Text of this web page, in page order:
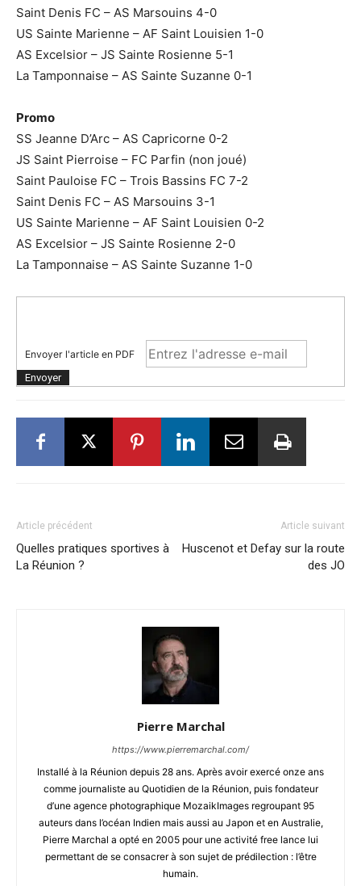
Saint Denis FC – AS Marsouins 4-0
US Sainte Marienne – AF Saint Louisien 1-0
AS Excelsior – JS Sainte Rosienne 5-1
La Tamponnaise – AS Sainte Suzanne 0-1
Promo
SS Jeanne D’Arc – AS Capricorne 0-2
JS Saint Pierroise – FC Parfin (non joué)
Saint Pauloise FC – Trois Bassins FC 7-2
Saint Denis FC – AS Marsouins 3-1
US Sainte Marienne – AF Saint Louisien 0-2
AS Excelsior – JS Sainte Rosienne 2-0
La Tamponnaise – AS Sainte Suzanne 1-0
Envoyer l'article en PDF
Article précédent
Quelles pratiques sportives à
La Réunion ?
Article suivant
Huscenot et Defay sur la route
des JO
Pierre Marchal
https://www.pierremarchal.com/
Installé à la Réunion depuis 28 ans. Après avoir exercé onze ans
comme journaliste au Quotidien de la Réunion, puis fondateur
d’une agence photographique MozaikImages regroupant 95
auteurs dans l’océan Indien mais aussi au Japon et en Australie,
Pierre Marchal a opté en 2005 pour une activité free lance lui
permettant de se consacrer à son sujet de prédilection : l’être
humain.